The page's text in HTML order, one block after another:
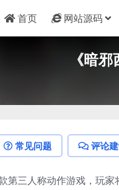
首页 网站源码
《暗
常见问题 评论
第三人称动作游戏，玩